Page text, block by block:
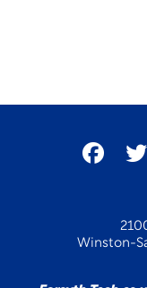
Winston-